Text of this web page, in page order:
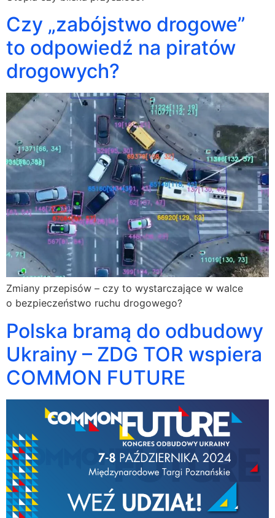
Czy „zabójstwo drogowe”
to odpowiedź na piratów
drogowych?
Zmiany przepisów – czy to wystarczające w walce
o bezpieczeństwo ruchu drogowego?
Polska bramą do odbudowy
Ukrainy – ZDG TOR wspiera
COMMON FUTURE